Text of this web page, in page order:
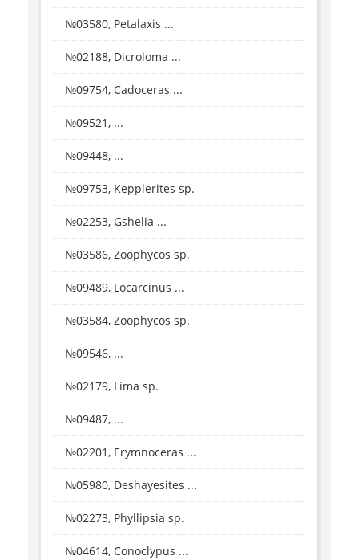
№03580, Petalaxis ...
№02188, Dicroloma ...
№09754, Cadoceras ...
№09521, ...
№09448, ...
№09753, Kepplerites sp.
№02253, Gshelia ...
№03586, Zoophycos sp.
№09489, Locarcinus ...
№03584, Zoophycos sp.
№09546, ...
№02179, Lima sp.
№09487, ...
№02201, Erymnoceras ...
№05980, Deshayesites ...
№02273, Phyllipsia sp.
№04614, Conoclypus ...